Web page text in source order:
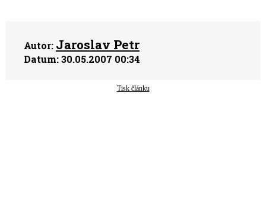
Autor: Jaroslav Petr
Datum:30.05.2007 00:34
Tisk článku